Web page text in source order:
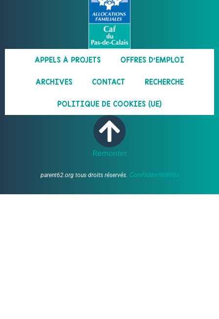
APPELS À PROJETS OFFRES D’EMPLOI
ARCHIVES CONTACT RECHERCHE
POLITIQUE DE COOKIES (UE)
Remonter
parent62.org tous droits réservés. Confidentialités